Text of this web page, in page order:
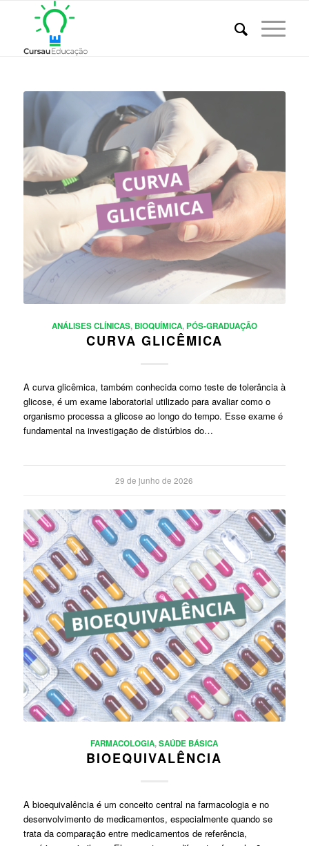
ANÁLISES CLÍNICAS, BIOQUÍMICA,PÓS-GRADUAÇÃO
CURVA GLICÊMICA
A curva glicêmica, também conhecida como teste de tolerância à
glicose, é um exame laboratorial utilizado para avaliar como o
organismo processa a glicose ao longo do tempo. Esse exame é
fundamental na investigação de distúrbios do…
29 de junho de 2026
FARMACOLOGIA,SAÚDE BÁSICA
BIOEQUIVALÊNCIA
A bioequivalência é um conceito central na farmacologia e no
desenvolvimento de medicamentos, especialmente quando se
trata da comparação entre medicamentos de referência,